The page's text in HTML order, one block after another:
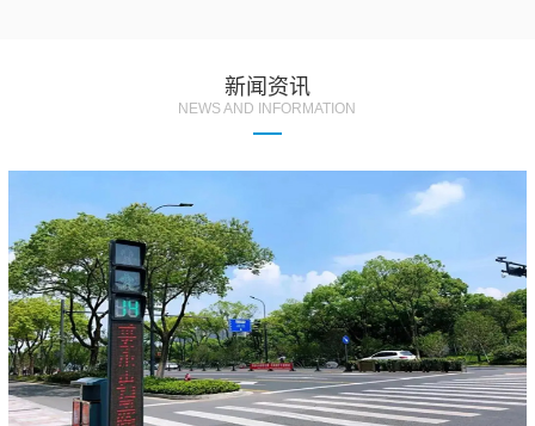
新闻资讯
NEWS AND INFORMATION